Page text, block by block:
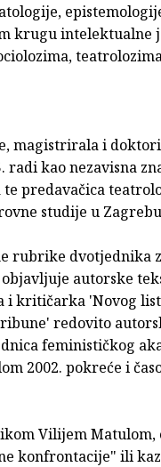
krugu intelektualne
magistrirala i
radi kao nezavisna
predavačica
studije u
rubrike dvotjednika
autorske
i kritičarka 'Novog
redovito
feminističkog
2002. pokreće i
Vilijem Matulom,
konfrontacije" ili